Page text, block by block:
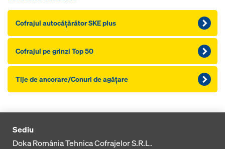
Cofrajul autocăţărător SKE plus
Cofrajul pe grinzi Top 50
Tije de ancorare/Conuri de agăţare
Sediu
Doka România Tehnica Cofrajelor S.R.L.